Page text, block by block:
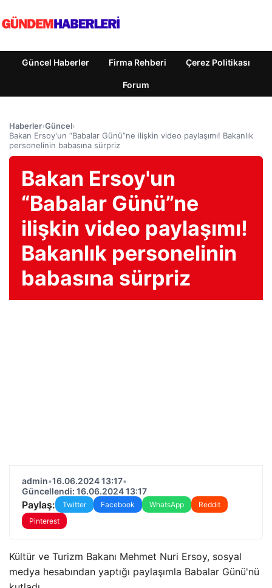
Güncel Haberler Firma Rehberi Çerez Politikası
Forum
Haberler›Güncel›
Bakan Ersoy'un “Babalar Günü”ne ilişkin video paylaşımı! Bakanlık
personelinin babasına sürpriz
Bakan Ersoy'un
“Babalar Günü”ne
ilişkin video paylaşımı!
Bakanlık personelinin
babasına sürpriz
admin•16.06.2024 13:17•
Güncellendi: 16.06.2024 13:17
Paylaş: Twitter Facebook WhatsApp
Reddit
Pinterest
Kültür ve Turizm Bakanı Mehmet Nuri Ersoy, sosyal
medya hesabından yaptığı paylaşımla Babalar Günü'nü